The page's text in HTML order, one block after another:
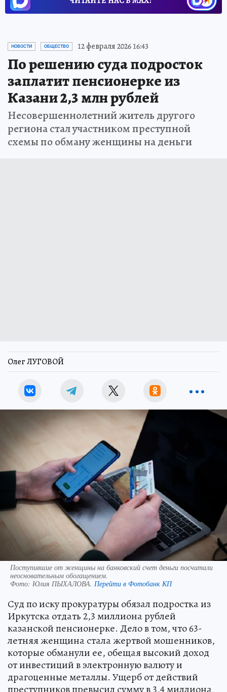
НОВОСТИ ОБЩЕСТВО 12 февраля 2026 16:43
По решению суда подросток
заплатит пенсионерке из
Казани 2,3 млн рублей
Несовершеннолетний житель другого
региона стал участником преступной
схемы по обману женщины на деньги
Олег ЛУГОВОЙ
Поступившие от женщины на банковский счет деньги посчитали
неосновательным обогащением.
Фото: Юлия ПЫХАЛОВА. Перейти в Фотобанк КП
Суд по иску прокуратуры обязал подростка из
Иркутска отдать 2,3 миллиона рублей
казанской пенсионерке. Дело в том, что 63-
летняя женщина стала жертвой мошенников,
которые обманули ее, обещая высокий доход
от инвестиций в электронную валюту и
драгоценные металлы. Ущерб от действий
преступников превысил сумму в 3,4 миллиона